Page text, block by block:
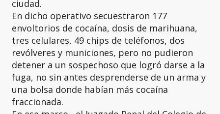
ciudad.
En dicho operativo secuestraron 177
envoltorios de cocaína, dosis de marihuana,
tres celulares, 49 chips de teléfonos, dos
revólveres y municiones, pero no pudieron
detener a un sospechoso que logró darse a la
fuga, no sin antes desprenderse de un arma y
una bolsa donde habían más cocaína
fraccionada.